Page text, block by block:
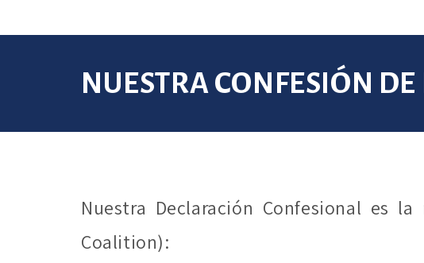
NUESTRA CONFESIÓN DE
Nuestra Declaración Confesional es
Coalition):